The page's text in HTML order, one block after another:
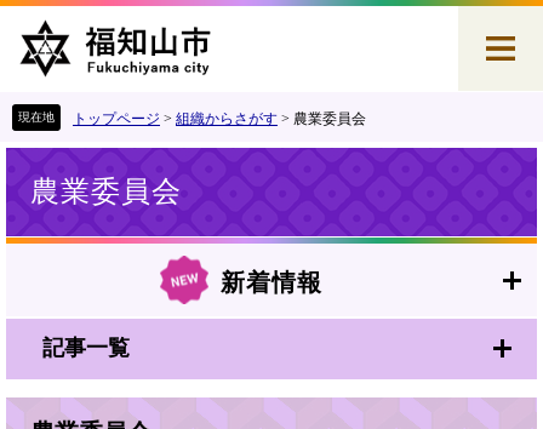
本
トップページ > 組織からさがす > 農業委員会
農業委員会
新着情報
記事一覧